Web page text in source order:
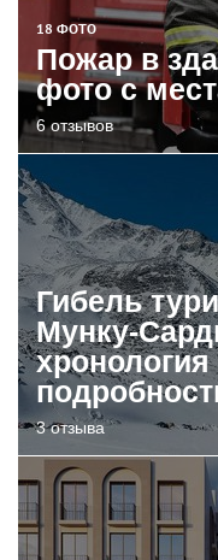
18 ФОТО
Пожар в
фото с
6 отзывов
Гибель
Мунку-
3 отзыва